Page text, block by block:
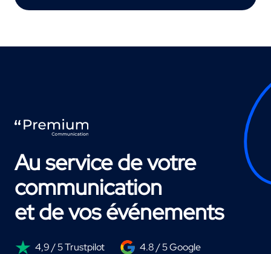
Au service de votre
communication
et de vos événements
4,9 / 5 Trustpilot 4.8 / 5 Google